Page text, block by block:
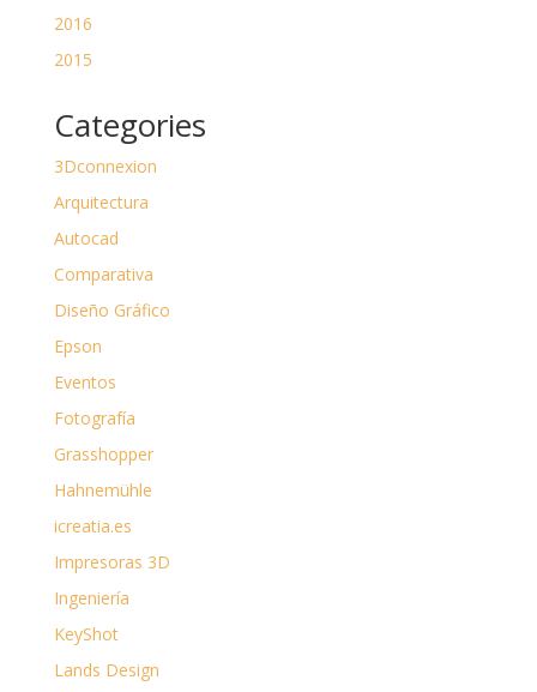
2016
2015
Categories
3Dconnexion
Arquitectura
Autocad
Comparativa
Diseño Gráfico
Epson
Eventos
Fotografía
Grasshopper
Hahnemühle
icreatia.es
Impresoras 3D
Ingeniería
KeyShot
Lands Design